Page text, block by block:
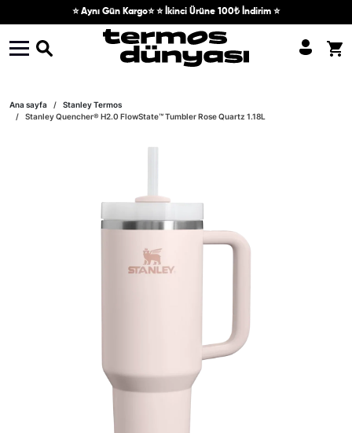
Skip to content⭐ Aynı Gün Kargo⭐ ⭐ İkinci Ürüne 100₺ İndirim ⭐
Ana sayfa
Stanley Termos
Stanley Quencher® H2.0 FlowState™ Tumbler Rose Quartz 1.18L